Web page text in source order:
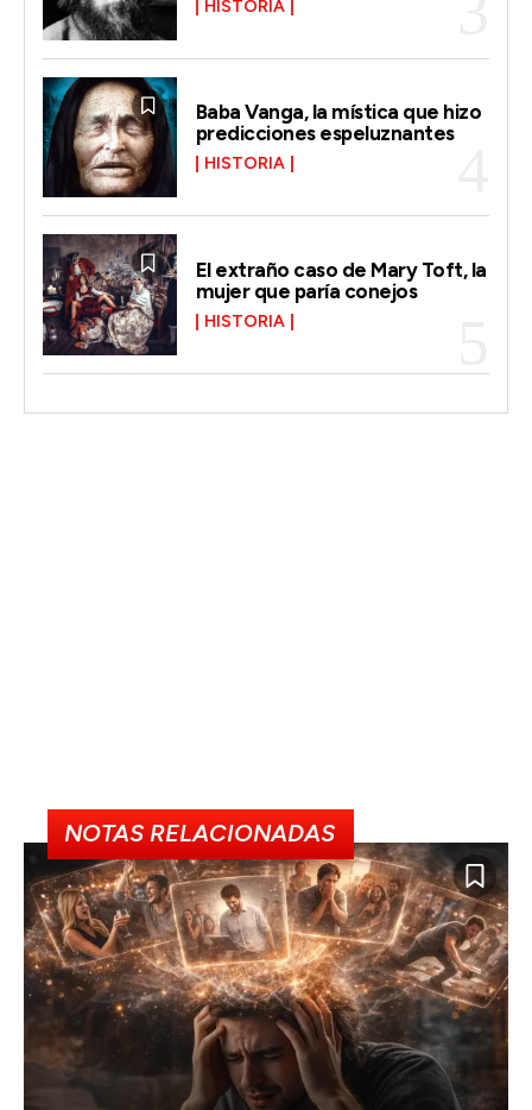
HISTORIA
Baba Vanga, la mística que hizo
predicciones espeluznantes
HISTORIA
El extraño caso de Mary Toft, la
mujer que paría conejos
HISTORIA
NOTAS RELACIONADAS